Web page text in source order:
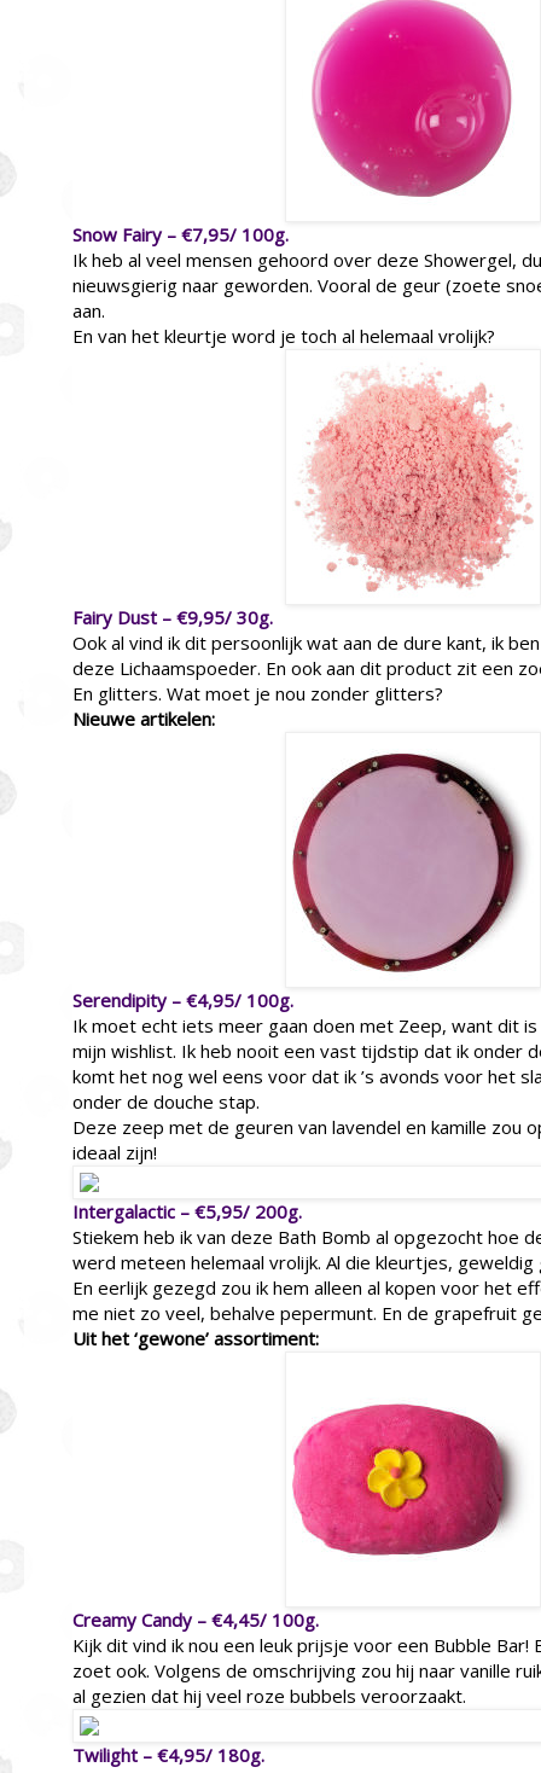
Snow Fairy – €7,95/ 100g.
Ik heb al veel mensen gehoord over deze Showergel,
nieuwsgierig naar geworden. Vooral de geur (zoete
aan.
En van het kleurtje word je toch al helemaal vrolijk?
Fairy Dust – €9,95/ 30g.
Ook al vind ik dit persoonlijk wat aan de dure kant, ik
deze Lichaamspoeder. En ook aan dit product zit een
En glitters. Wat moet je nou zonder glitters?
Nieuwe artikelen:
Serendipity – €4,95/ 100g.
Ik moet echt iets meer gaan doen met Zeep, want dit
mijn wishlist. Ik heb nooit een vast tijdstip dat ik onder
komt het nog wel eens voor dat ik ’s avonds voor het
onder de douche stap.
Deze zeep met de geuren van lavendel en kamille zou
ideaal zijn!
Intergalactic – €5,95/ 200g.
Stiekem heb ik van deze Bath Bomb al opgezocht hoe
werd meteen helemaal vrolijk. Al die kleurtjes, geweldig
En eerlijk gezegd zou ik hem alleen al kopen voor het
me niet zo veel, behalve pepermunt. En de grapefruit
Uit het ‘gewone’ assortiment:
Creamy Candy – €4,45/ 100g.
Kijk dit vind ik nou een leuk prijsje voor een Bubble Bar!
zoet ook. Volgens de omschrijving zou hij naar vanille
al gezien dat hij veel roze bubbels veroorzaakt.
Twilight – €4,95/ 180g.